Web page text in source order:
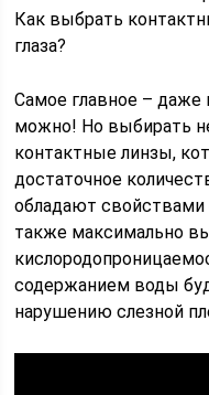
Как выбрать
глаза?
Самое главное – даже
можно! Но выбирать
контактные линзы,
достаточное
обладают свойствами
также максимально
содержанием воды
нарушению слезной